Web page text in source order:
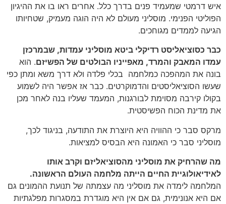
איש דרמטי שמעמיד פנים בדרך כלל. אחרים ראו בו את ההיגיון
הפוליטי הפנימי. מוסליני מעולם לא היה הוגה מעמיק, שטחיותו
הגיעה לממדים מגוחכים.
כבר כסוציאליסט רדיקלי ביטא מוסליני עמדות, שבמרכזן
עמדו המאבק והמרד, מאפייניו הבולטים של הפשיזם. הוא
בונה את המהפכה כמלחמה בכלי פלדה ולא דרך משא ומתן כפי
שעשו הסוציאליסטים והדמוקרטים. כבר אז אפשר היה לשמוע
בקולו קירבה מסוימת לבורגנות, המעמד שעליו בנה לאחר מכן
את מדינת הכוח הפשיסטית.
מרקס סבר כי ההוויה היא היוצרת את התודעה, בניגוד לכך,
מוסליני סבר כי האמונה היא הבסיס למציאות.
מה שהרחיק את מוסליני מהסוציאליזם וקרב אותו
לאידיאולוגיית החיים הייתה מלחמה העולם הראשונה.
המלחמה לימדה את מוסליני מה עצמתה של תנועת ההמונים גם
אם היא אנונימית, גם אם אין היא מוגדרת במסגרות מפלגתיות